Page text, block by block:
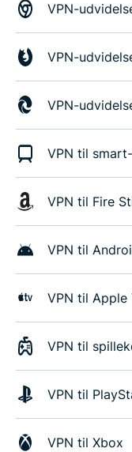
VPN-
VPN-
VPN-
VPN til
VPN til Fire
VPN til
VPN til Apple
VPN til
VPN til
VPN til Xbox